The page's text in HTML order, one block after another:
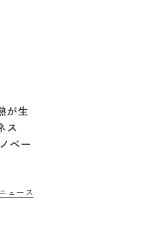
が生
ス
ベー
ュース